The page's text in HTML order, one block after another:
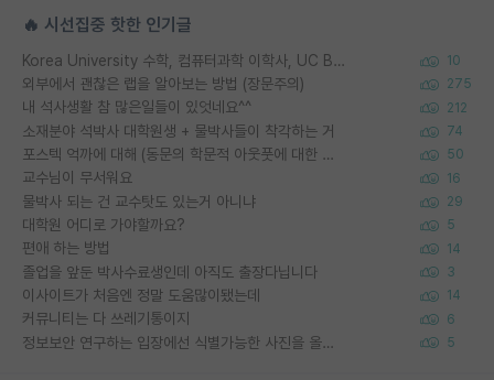
🔥 시선집중 핫한 인기글
Korea University 수학, 컴퓨터과학 이학사, UC Berkeley 산업공학 대학원 공학박사가 되는 것은 쉽지 않겠죠? 10
외부에서 괜찮은 랩을 알아보는 방법 (장문주의) 275
내 석사생활 참 많은일들이 있엇네요^^ 212
소재분야 석박사 대학원생 + 물박사들이 착각하는 거 74
포스텍 억까에 대해 (동문의 학문적 아웃풋에 대한 반박) 50
교수님이 무서워요 16
물박사 되는 건 교수탓도 있는거 아니냐 29
대학원 어디로 가야할까요? 5
편애 하는 방법 14
졸업을 앞둔 박사수료생인데 아직도 출장다닙니다 3
이사이트가 처음엔 정말 도움많이됐는데 14
커뮤니티는 다 쓰레기통이지 6
정보보안 연구하는 입장에선 식별가능한 사진을 올리는건 비추이긴함 5